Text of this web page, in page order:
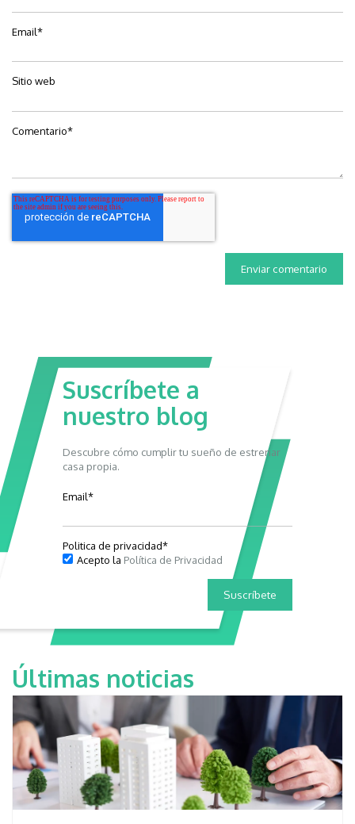
Email*
Sitio web
Comentario*
Suscríbete a
nuestro blog
Descubre cómo cumplir tu sueño de estrenar
casa propia.
Email*
Politica de privacidad*
Acepto la Política de Privacidad
Últimas noticias